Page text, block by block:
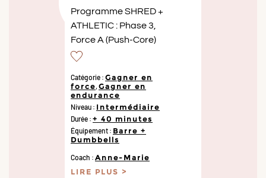
Programme SHRED +
ATHLETIC : Phase 3,
Force A (Push-Core)
Catégorie : Gagner en
force,Gagner en
endurance
Niveau : Intermédiaire
Durée : + 40 minutes
Équipement : Barre +
Dumbbells
Coach : Anne-Marie
LIRE PLUS